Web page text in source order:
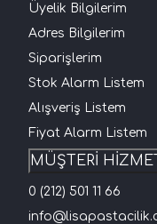
Üyelik Bilgilerim
Adres Bilgilerim
Siparişlerim
Stok Alarm Listem
Alışveriş Listem
Fiyat Alarm Listem
MÜŞTERİ
0 (212) 501 11 66